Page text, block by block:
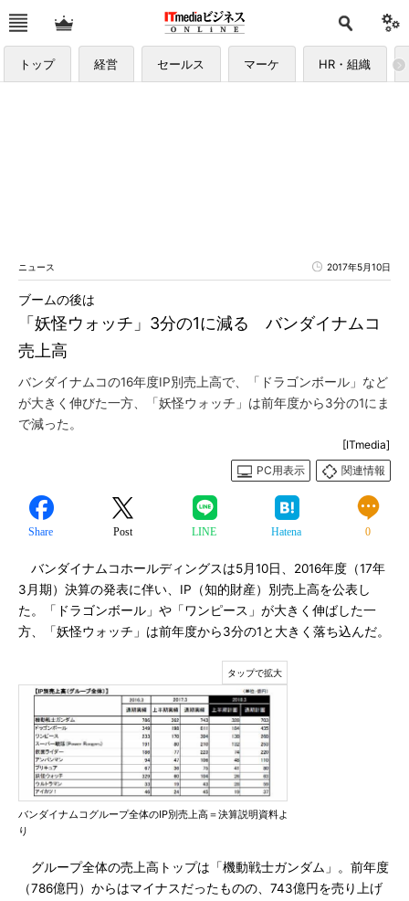
トップ 経営 セールス マーケ HR・組織
ニュース 2017年5月10日
「妖怪ウォッチ」3分の1に減る バンダイナムコ
売上高
ブームの後は
バンダイナムコの16年度IP別売上高で、「ドラゴンボール」など
が大きく伸びた一方、「妖怪ウォッチ」は前年度から3分の1にま
で減った。
[ITmedia]
PC用表示
関連情報
Share Post LINE Hatena 0
バンダイナムコホールディングスは5月10日、2016年度（17年
3月期）決算の発表に伴い、IP（知的財産）別売上高を公表し
た。「ドラゴンボール」や「ワンピース」が大きく伸ばした一
方、「妖怪ウォッチ」は前年度から3分の1と大きく落ち込んだ。
バンダイナムコグループ全体のIP別売上高＝決算説明資料よ
り
グループ全体の売上高トップは「機動戦士ガンダム」。前年度
（786億円）からはマイナスだったものの、743億円を売り上げ